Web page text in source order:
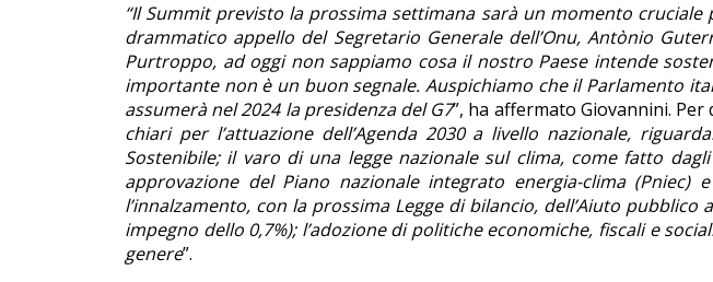
“Il Summit previsto la prossima settimana sarà un momento
drammatico appello del Segretario Generale dell’Onu, Antònio
Purtroppo, ad oggi non sappiamo cosa il nostro Paese intende
importante non è un buon segnale. Auspichiamo che il Parlamento
assumerà nel 2024 la presidenza del G7”, ha affermato Giovannini.
chiari per l’attuazione dell’Agenda 2030 a livello nazionale,
Sostenibile; il varo di una legge nazionale sul clima, come fatto
approvazione del Piano nazionale integrato energia-clima (Pniec)
l’innalzamento, con la prossima Legge di bilancio, dell’Aiuto
impegno dello 0,7%); l’adozione di politiche economiche, fiscali e
genere”.